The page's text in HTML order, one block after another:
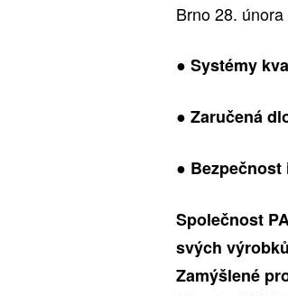
Brno 28.
● Systémy
● Zaručená
●
Společnost
svých
Zamýšlené